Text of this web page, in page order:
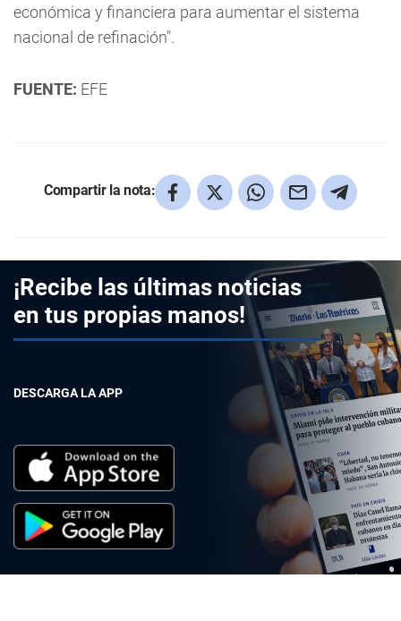
económica y financiera para aumentar el sistema
nacional de refinación".
FUENTE: EFE
Compartir la nota:
¡Recibe las últimas noticias
en tus propias manos!
DESCARGA LA APP